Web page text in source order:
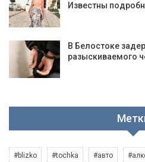
Известны
В Белостоке
разыскиваемого
#blizko #tochka #авто